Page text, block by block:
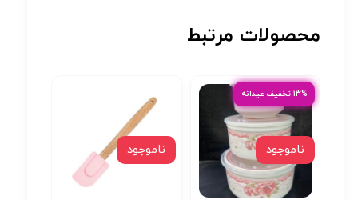
محصولات مرتبط
۱۳% تخفیف عیدانه
ناموجود ناموجود